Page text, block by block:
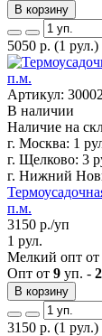
В корзину
5050 р. (1 рул.)
Артикул:
В наличии
Наличие на
г. Москва: 1
г. Щелково: 3
г. Нижний
п.м.
3150 р./уп
1 рул.
Мелкий опт от
Опт от 9 уп. -
В корзину
3150 р. (1 рул.)